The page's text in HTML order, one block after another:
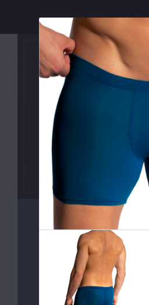
KATEGORIE
Tanga, jocky